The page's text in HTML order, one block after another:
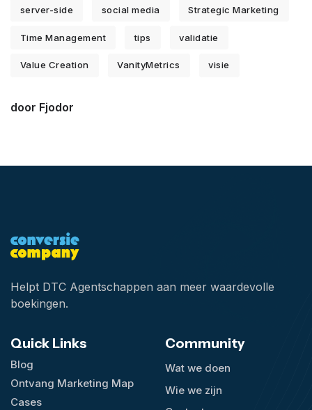
server-side social media Strategic Marketing
Time Management tips validatie
Value Creation VanityMetrics visie
door Fjodor
Helpt DTC Agentschappen aan meer waardevolle
boekingen.
Quick Links
Blog
Ontvang Marketing Map
Cases
Community
Wat we doen
Wie we zijn